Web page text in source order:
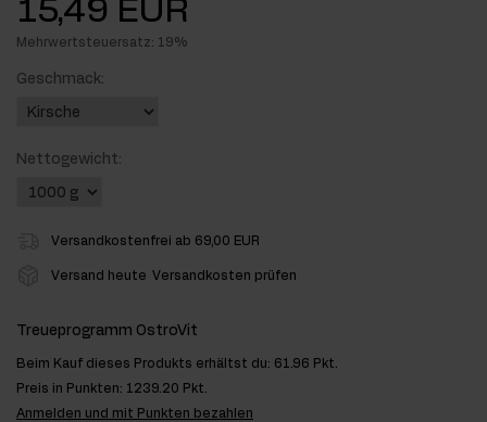
15,49 EUR
Mehrwertsteuersatz: 19%
Geschmack:
Nettogewicht:
Versandkostenfrei ab 69,00 EUR
Versand heute Versandkosten prüfen
Treueprogramm OstroVit
Beim Kauf dieses Produkts erhältst du: 61.96 Pkt.
Preis in Punkten: 1239.20 Pkt.
Anmelden und mit Punkten bezahlen